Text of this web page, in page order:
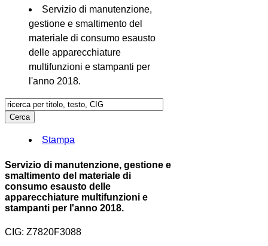
Servizio di manutenzione,
gestione e smaltimento del
materiale di consumo esausto
delle apparecchiature
multifunzioni e stampanti per
l'anno 2018.
Stampa
Servizio di manutenzione, gestione e
smaltimento del materiale di
consumo esausto delle
apparecchiature multifunzioni e
stampanti per l'anno 2018.
CIG: Z7820F3088